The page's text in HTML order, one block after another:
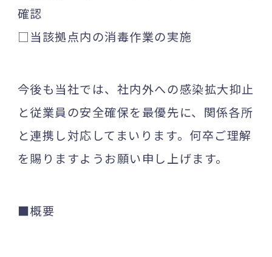
確認
□当該拠点内の消毒作業の実施
今後も当社では、社内外への感染拡大抑止
と従業員の安全確保を最優先に、関係各所
と連携し対応してまいります。何卒ご理解
を賜りますようお願い申し上げます。
■概要